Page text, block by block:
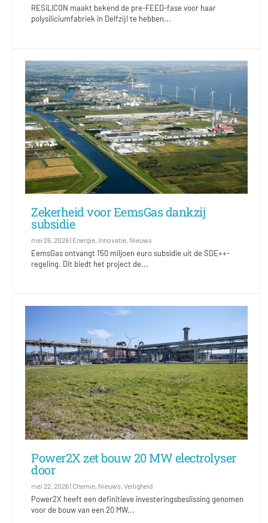
RESiLICON maakt bekend de pre-FEED-fase voor haar
polysiliciumfabriek in Delfzijl te hebben...
Zekerheid voor EemsGas dankzij
subsidie
mei 26, 2026| Energie, Innovatie, Nieuws
EemsGas ontvangt 150 miljoen euro subsidie uit de SDE++-
regeling. Dit biedt het project de...
Power2X zet bouw 20 MW electrolyser
door
mei 22, 2026| Chemie Nieuws ,Veiligheid
Power2X heeft een definitieve investeringsbeslissing genomen
voor de bouw van een 20 MW...